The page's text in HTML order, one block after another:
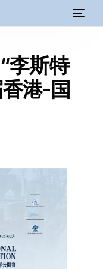
李斯特
港-国